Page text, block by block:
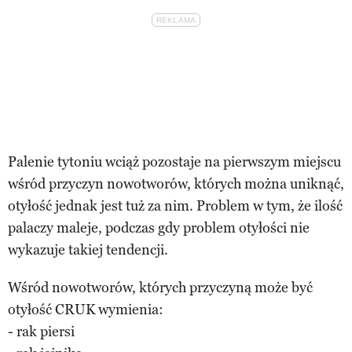
Palenie tytoniu wciąż pozostaje na pierwszym miejscu
wśród przyczyn nowotworów, których można uniknąć,
otyłość jednak jest tuż za nim. Problem w tym, że ilość
palaczy maleje, podczas gdy problem otyłości nie
wykazuje takiej tendencji.
Wśród nowotworów, których przyczyną może być
otyłość CRUK wymienia:
- rak piersi